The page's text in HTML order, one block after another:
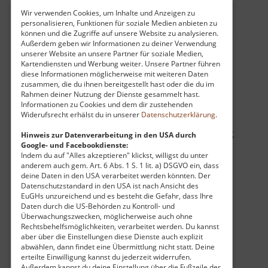
Wir verwenden Cookies, um Inhalte und Anzeigen zu
personalisieren, Funktionen für soziale Medien anbieten zu
können und die Zugriffe auf unsere Website zu analysieren.
Außerdem geben wir Informationen zu deiner Verwendung
unserer Website an unsere Partner für soziale Medien,
Kartendiensten und Werbung weiter. Unsere Partner führen
diese Informationen möglicherweise mit weiteren Daten
zusammen, die du ihnen bereitgestellt hast oder die du im
Rahmen deiner Nutzung der Dienste gesammelt hast.
Informationen zu Cookies und dem dir zustehenden
Widerufsrecht erhälst du in unserer Datenschutzerklärung.
Hinweis zur Datenverarbeitung in den USA durch
Google- und Facebookdienste:
Indem du auf "Alles akzeptieren" klickst, willigst du unter
anderem auch gem. Art. 6 Abs. 1 S. 1 lit. a) DSGVO ein, dass
deine Daten in den USA verarbeitet werden könnten. Der
Datenschutzstandard in den USA ist nach Ansicht des
EuGHs unzureichend und es besteht die Gefahr, dass Ihre
Daten durch die US-Behörden zu Kontroll- und
Überwachungszwecken, möglicherweise auch ohne
Rechtsbehelfsmöglichkeiten, verarbeitet werden. Du kannst
aber über die Einstellungen diese Dienste auch explizit
abwählen, dann findet eine Übermittlung nicht statt. Deine
erteilte Einwilligung kannst du jederzeit widerrufen.
Weihnachtsstollen zu erwerben, der in der Rolle-
Mühle sogar in Bio-Qualität produziert wird – ein
echtes kulinarisches Aushängeschild der Region.
Neben den kulinarischen Schätzen bietet das
Gelände auch für Technikinteressierte und
Naturfreunde spannende Einblicke. Die Mühle
gilt als Vorreiter in Sachen Nachhaltigkeit und
deckt einen großen Teil ihres Energiebedarfs
durch regenerative Wasserkraft. Ein Spaziergang
entlang der Zschopau führt Besucher direkt zur
beeindruckenden Fischtreppe, die zeigt, wie
moderne Energiegewinnung und der Schutz der
Flussfauna harmonisch koexistieren können.
Wer tiefer in den Alltag eines Müllers eintauchen
möchte, kann bei einer angemeldeten Führung
erleben, wie aus dem Korn in komplexen
Mahlgängen feinster Mehlstaub wird. So ist die
Rolle-Mühle weit mehr als nur ein